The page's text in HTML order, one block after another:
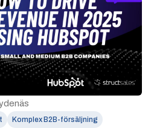
Komplex B2B-försäljning